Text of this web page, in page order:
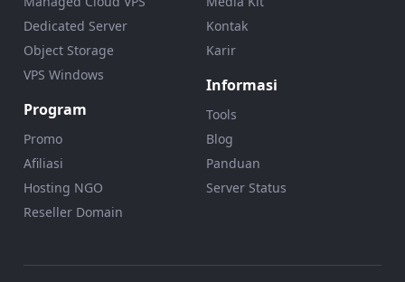
Dedicated Server
Object Storage
VPS Windows
Program
Promo
Afiliasi
Hosting NGO
Reseller Domain
Kontak
Karir
Informasi
Tools
Blog
Panduan
Server Status